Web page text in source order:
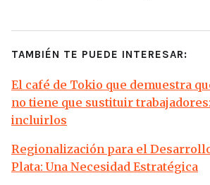
TAMBIÉN TE PUEDE INTERESAR:
El café de Tokio que demuestra
no tiene que sustituir
incluirlos
Regionalización para el
Plata: Una Necesidad Estratégica